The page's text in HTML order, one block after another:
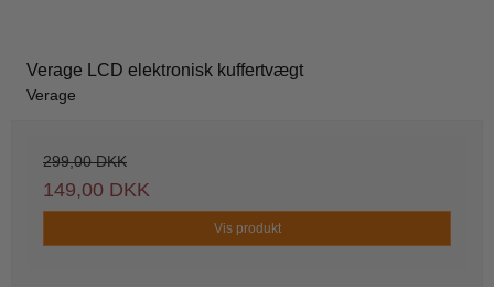
Verage LCD elektronisk kuffertvægt
Verage
299,00 DKK
149,00 DKK
Vis produkt